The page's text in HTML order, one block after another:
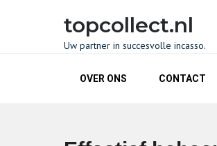
topcollect.nl
Uw partner in succesvolle incasso.
OVER ONS CONTACT